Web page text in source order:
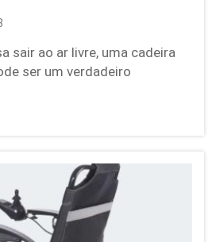
sair ao ar livre, uma cadeira
ser um verdadeiro
uma carruagem pessoal
onde você quiser, sem
falando de algo que devolve a